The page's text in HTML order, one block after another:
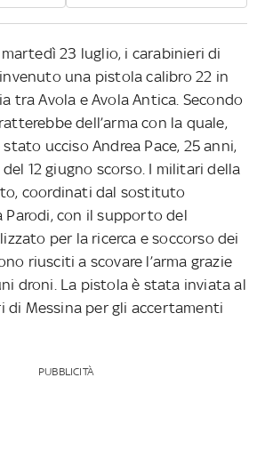
23 luglio, i carabinieri di
una pistola calibro 22 in
tra Avola e Avola Antica. Secondo
dell’arma con la quale,
ucciso Andrea Pace, 25 anni,
12 giugno scorso. I militari della
coordinati dal sostituto
Parodi, con il supporto del
per la ricerca e soccorso dei
riusciti a scovare l’arma grazie
droni. La pistola è stata inviata al
di Messina per gli accertamenti
PUBBLICITÀ